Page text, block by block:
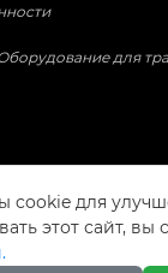
для
cookie для
этот сайт, вы